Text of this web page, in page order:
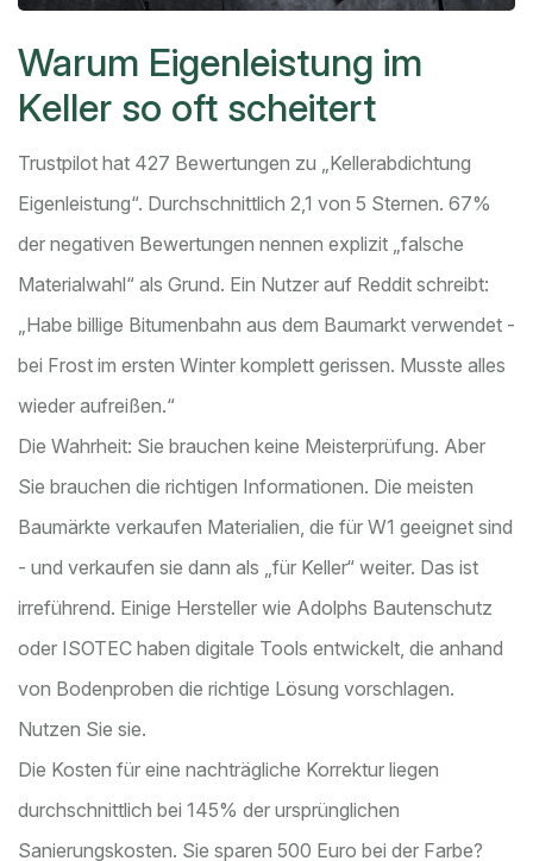
Warum Eigenleistung im
Keller so oft scheitert
Trustpilot hat 427 Bewertungen zu „Kellerabdichtung
Eigenleistung“. Durchschnittlich 2,1 von 5 Sternen. 67%
der negativen Bewertungen nennen explizit „falsche
Materialwahl“ als Grund. Ein Nutzer auf Reddit schreibt:
„Habe billige Bitumenbahn aus dem Baumarkt verwendet -
bei Frost im ersten Winter komplett gerissen. Musste alles
wieder aufreißen.“
Die Wahrheit: Sie brauchen keine Meisterprüfung. Aber
Sie brauchen die richtigen Informationen. Die meisten
Baumärkte verkaufen Materialien, die für W1 geeignet sind
- und verkaufen sie dann als „für Keller“ weiter. Das ist
irreführend. Einige Hersteller wie Adolphs Bautenschutz
oder ISOTEC haben digitale Tools entwickelt, die anhand
von Bodenproben die richtige Lösung vorschlagen.
Nutzen Sie sie.
Die Kosten für eine nachträgliche Korrektur liegen
durchschnittlich bei 145% der ursprünglichen
Sanierungskosten. Sie sparen 500 Euro bei der Farbe?